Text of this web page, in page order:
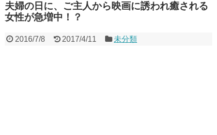
夫婦の日に、ご主人から映画に誘われ癒される
女性が急増中！？
2016/7/8 2017/4/11 未分類